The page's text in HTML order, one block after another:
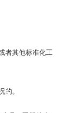
者其他标准化工
的。